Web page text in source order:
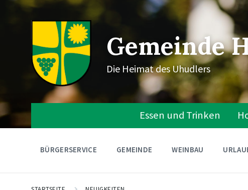
Gemeinde
Die Heimat des Uhudlers
Essen und Trinken
BÜRGERSERVICE GEMEINDE WEINBAU